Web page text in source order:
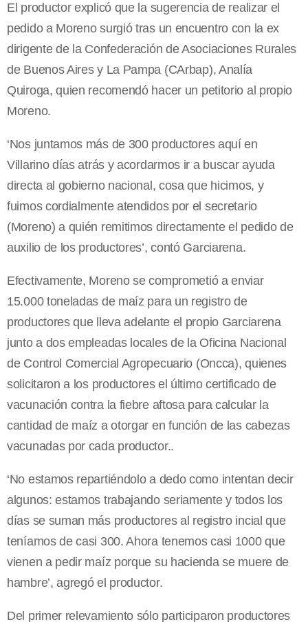
El productor explicó que la sugerencia de realizar el
pedido a Moreno surgió tras un encuentro con la ex
dirigente de la Confederación de Asociaciones Rurales
de Buenos Aires y La Pampa (CArbap), Analía
Quiroga, quien recomendó hacer un petitorio al propio
Moreno.
‘Nos juntamos más de 300 productores aquí en
Villarino días atrás y acordarmos ir a buscar ayuda
directa al gobierno nacional, cosa que hicimos, y
fuimos cordialmente atendidos por el secretario
(Moreno) a quién remitimos directamente el pedido de
auxilio de los productores’, contó Garciarena.
Efectivamente, Moreno se comprometió a enviar
15.000 toneladas de maíz para un registro de
productores que lleva adelante el propio Garciarena
junto a dos empleadas locales de la Oficina Nacional
de Control Comercial Agropecuario (Oncca), quienes
solicitaron a los productores el último certificado de
vacunación contra la fiebre aftosa para calcular la
cantidad de maíz a otorgar en función de las cabezas
vacunadas por cada productor..
‘No estamos repartiéndolo a dedo como intentan decir
algunos: estamos trabajando seriamente y todos los
días se suman más productores al registro incial que
teníamos de casi 300. Ahora tenemos casi 1000 que
vienen a pedir maíz porque su hacienda se muere de
hambre’, agregó el productor.
Del primer relevamiento sólo participaron productores